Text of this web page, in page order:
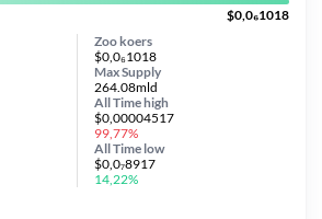
$0,0₆1018
Zoo koers
$0,0₆1018
Max Supply
264.08mld
All Timehigh
$0,00004517
99,77%
All Time low
$0,0₇8917
14,22%